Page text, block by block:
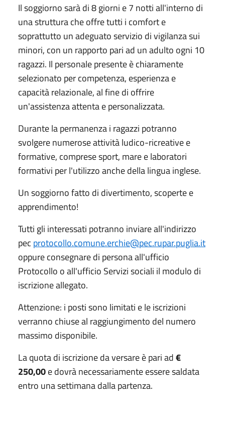
Il soggiorno sarà di 8 giorni e 7 notti all'interno di
una struttura che offre tutti i comfort e
soprattutto un adeguato servizio di vigilanza sui
minori, con un rapporto pari ad un adulto ogni 10
ragazzi. Il personale presente è chiaramente
selezionato per competenza, esperienza e
capacità relazionale, al fine di offrire
un'assistenza attenta e personalizzata.
Durante la permanenza i ragazzi potranno
svolgere numerose attività ludico-ricreative e
formative, comprese sport, mare e laboratori
formativi per l'utilizzo anche della lingua inglese.
Un soggiorno fatto di divertimento, scoperte e
apprendimento!
Tutti gli interessati potranno inviare all'indirizzo
pec protocollo.comune.erchie@pec.rupar.puglia.it
oppure consegnare di persona all'ufficio
Protocollo o all'ufficio Servizi sociali il modulo di
iscrizione allegato.
Attenzione: i posti sono limitati e le iscrizioni
verranno chiuse al raggiungimento del numero
massimo disponibile.
La quota di iscrizione da versare è pari ad€
250,00e dovrà necessariamente essere saldata
entro una settimana dalla partenza.